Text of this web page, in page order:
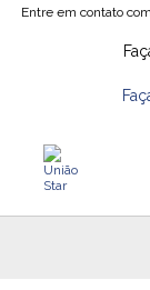
Entre em contato